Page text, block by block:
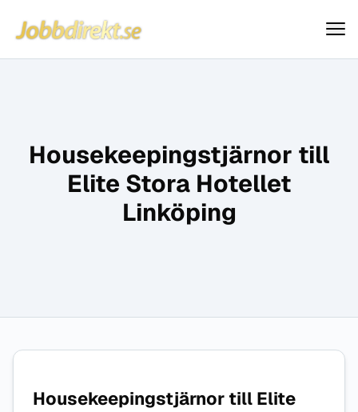
Hoppa till innehåll
Jobbdirekt
Housekeepingstjärnor till
Elite Stora Hotellet
Linköping
Housekeepingstjärnor till Elite